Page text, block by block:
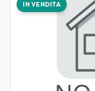
IN VENDITA